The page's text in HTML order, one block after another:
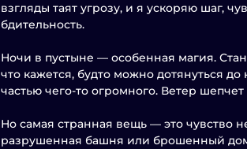
взгляды таят угрозу, и я ускоряю шаг,
бдительность.
Ночи в пустыне — особенная магия.
что кажется, будто можно дотянуться
частью чего-то огромного. Ветер
Но самая странная вещь — это чувство
разрушенная башня или брошенный